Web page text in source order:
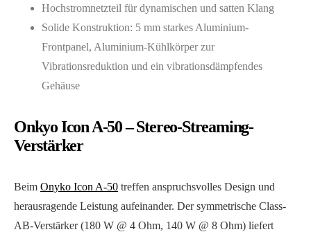
Hochstromnetzteil für dynamischen und satten Klang
Solide Konstruktion: 5 mm starkes Aluminium-
Frontpanel, Aluminium-Kühlkörper zur
Vibrationsreduktion und ein vibrationsdämpfendes
Gehäuse
Onkyo Icon A-50 – Stereo-Streaming-
Verstärker
Beim Onyko Icon A-50 treffen anspruchsvolles Design und
herausragende Leistung aufeinander. Der symmetrische Class-
AB-Verstärker (180 W @ 4 Ohm, 140 W @ 8 Ohm) liefert